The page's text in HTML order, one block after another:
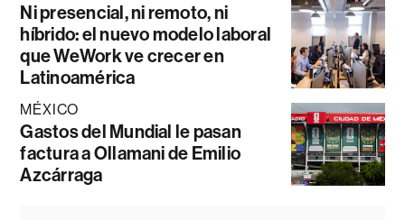
Ni presencial, ni remoto, ni
híbrido: el nuevo modelo laboral
que WeWork ve crecer en
Latinoamérica
MÉXICO
Gastos del Mundial le pasan
factura a Ollamani de Emilio
Azcárraga